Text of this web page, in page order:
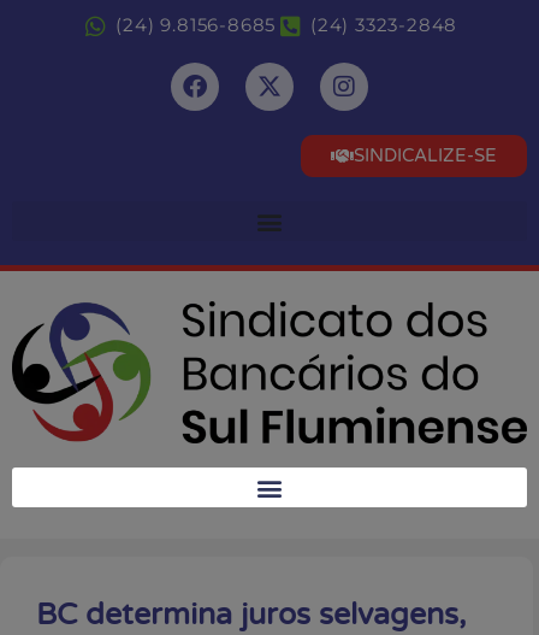
(24) 9.8156-8685 (24) 3323-2848
SINDICALIZE-SE
BC determina juros selvagens,